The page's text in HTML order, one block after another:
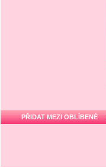
PŘIDAT MEZI OBLÍBENÉ